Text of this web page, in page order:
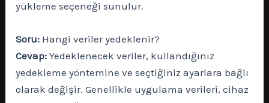
yükleme seçeneği sunulur.
Soru: Hangi veriler yedeklenir?
Cevap: Yedeklenecek veriler, kullandığınız
yedekleme yöntemine ve seçtiğiniz ayarlara bağlı
olarak değişir. Genellikle uygulama verileri, cihaz